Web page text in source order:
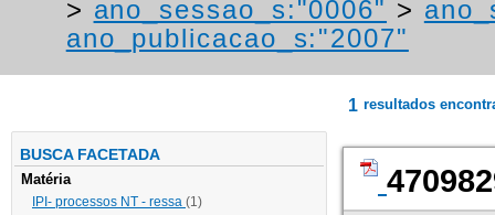
> ano_sessao_s:"0006" >
ano_publicacao_s:"2007"
BUSCA FACETADA
Matéria
IPI- processos NT - ressa (1)
1 resultados